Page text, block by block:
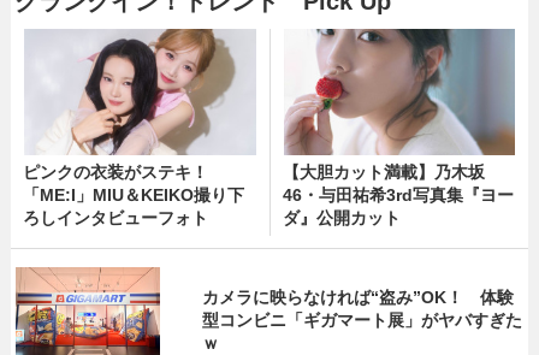
ピンクの衣装がステキ！
「ME:I」MIU＆KEIKO撮り下
ろしインタビューフォト
【大胆カット満載】乃木坂
46・与田祐希3rd写真集『ヨー
ダ』公開カット
カメラに映らなければ“盗み”OK！ 体験
型コンビニ「ギガマート展」がヤバすぎた
ｗ